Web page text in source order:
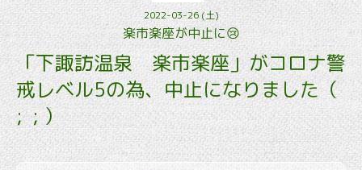
2022-03-26 (土)
楽市楽座が中止に😢
「下諏訪温泉 楽市楽座」がコロナ警
戒レベル5の為、中止になりました（
; ; ）